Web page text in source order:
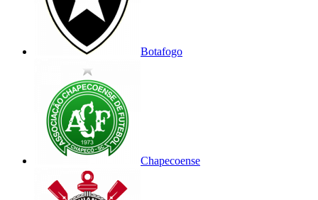
Botafogo
Chapecoense